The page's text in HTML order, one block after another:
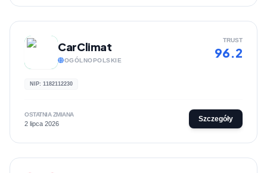
CarClimat
OGÓLNOPOLSKIE
TRUST
96.2
NIP: 1182112230
OSTATNIA ZMIANA
2 lipca 2026
Szczegóły